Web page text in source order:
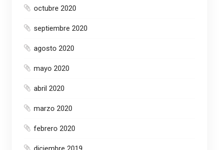
octubre 2020
septiembre 2020
agosto 2020
mayo 2020
abril 2020
marzo 2020
febrero 2020